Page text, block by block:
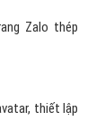
Zalo thép
thiết lập